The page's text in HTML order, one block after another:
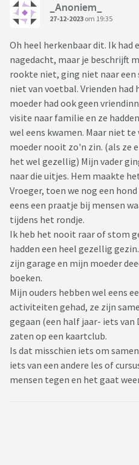
_Anoniem_
27-12-2023 om 19:35
Oh heel herkenbaar dit. Ik
nagedacht, maar je beschrijft
rookte niet, ging niet naar
niet van voetbal. Vrienden
moeder had ook geen
visite naar familie en ze
wel eens kwamen. Maar niet
moeder nooit zo'n zin. (als ze
het wel gezellig) Mijn vader
naar die uitjes. Hem maakte
Vroeger, toen we nog een
eens een praatje bij mensen
tijdens het rondje.
Ik heb het nooit raar of stom
hadden een heel gezellig
zijn garage en mijn moeder
boeken.
Mijn ouders hebben wel eens
activiteiten gehad, ze zijn
gegaan (een half jaar- iets van
zaten op een kaartclub.
Is dat misschien iets om
iets van een andere les of
mensen tegen en het gaat